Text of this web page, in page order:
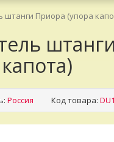
штанги Приора (упора
Россия Код товара: DU1